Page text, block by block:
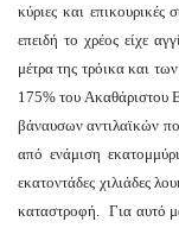
κύριες και επικουρικές
επειδή το χρέος είχε
μέτρα της τρόικα και
175% του Ακαθάριστου
βάναυσων αντιλαϊκών
από ενάμιση
εκατοντάδες χιλιάδες
καταστροφή. Για αυτό